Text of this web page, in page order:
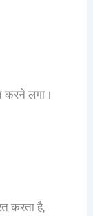
करने लगा।
करता है,